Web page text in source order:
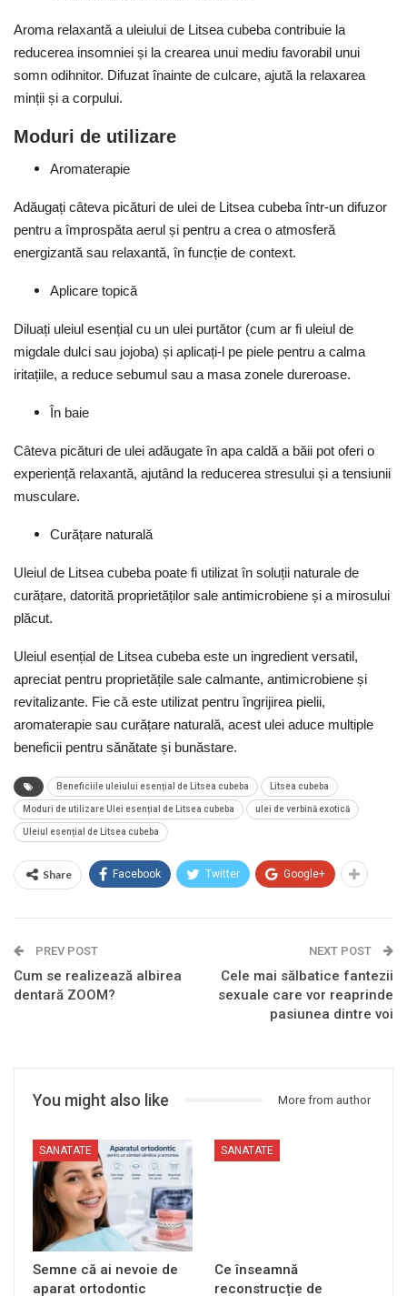
Aroma relaxantă a uleiului de Litsea cubeba contribuie la
reducerea insomniei și la crearea unui mediu favorabil unui
somn odihnitor. Difuzat înainte de culcare, ajută la relaxarea
minții și a corpului.
Moduri de utilizare
Aromaterapie
Adăugați câteva picături de ulei de Litsea cubeba într-un difuzor
pentru a împrospăta aerul și pentru a crea o atmosferă
energizantă sau relaxantă, în funcție de context.
Aplicare topică
Diluați uleiul esențial cu un ulei purtător (cum ar fi uleiul de
migdale dulci sau jojoba) și aplicați-l pe piele pentru a calma
iritațiile, a reduce sebumul sau a masa zonele dureroase.
În baie
Câteva picături de ulei adăugate în apa caldă a băii pot oferi o
experiență relaxantă, ajutând la reducerea stresului și a tensiunii
musculare.
Curățare naturală
Uleiul de Litsea cubeba poate fi utilizat în soluții naturale de
curățare, datorită proprietăților sale antimicrobiene și a mirosului
plăcut.
Uleiul esențial de Litsea cubeba este un ingredient versatil,
apreciat pentru proprietățile sale calmante, antimicrobiene și
revitalizante. Fie că este utilizat pentru îngrijirea pielii,
aromaterapie sau curățare naturală, acest ulei aduce multiple
beneficii pentru sănătate și bunăstare.
Beneficiile uleiului esențial de Litsea cubeba Litsea cubeba
Moduri de utilizare Ulei esențial de Litsea cubeba ulei de verbină exotică
Uleiul esențial de Litsea cubeba
Share Facebook Twitter Google+
PREV POST
Cum se realizează albirea
dentară ZOOM?
NEXT POST
Cele mai sălbatice fantezii
sexuale care vor reaprinde
pasiunea dintre voi
You might also like More from author
SANATATE
Semne că ai nevoie de
aparat ortodontic
SANATATE
Ce înseamnă
reconstrucție de